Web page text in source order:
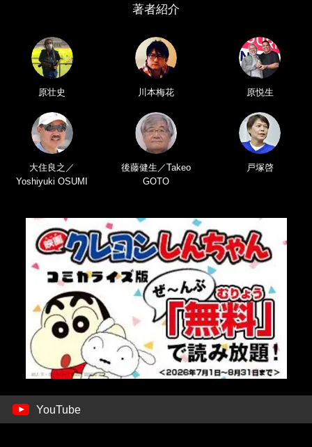
著者紹介
原壮史 川本梅花 原悦生
大住良之／
Yoshiyuki OSUMI
後藤健生／Takeo
GOTO
戸塚啓
YouTube